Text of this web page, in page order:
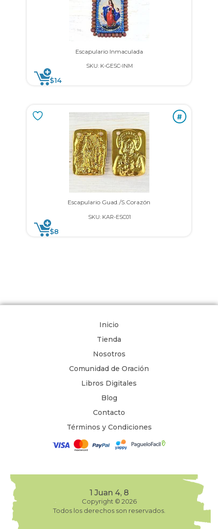
Escapulario Inmaculada
SKU: K-GESC-INM
$14
#
Escapulario Guad./S.Corazón
SKU: KAR-ESC01
$8
Inicio
Tienda
Nosotros
Comunidad de Oración
Libros Digitales
Blog
Contacto
Términos y Condiciones
1 Juan 4, 8
Copyright © 2026
Todos los derechos son reservados.